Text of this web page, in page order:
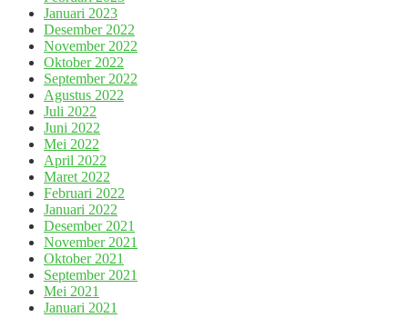
Januari 2023
Desember 2022
November 2022
Oktober 2022
September 2022
Agustus 2022
Juli 2022
Juni 2022
Mei 2022
April 2022
Maret 2022
Februari 2022
Januari 2022
Desember 2021
November 2021
Oktober 2021
September 2021
Mei 2021
Januari 2021